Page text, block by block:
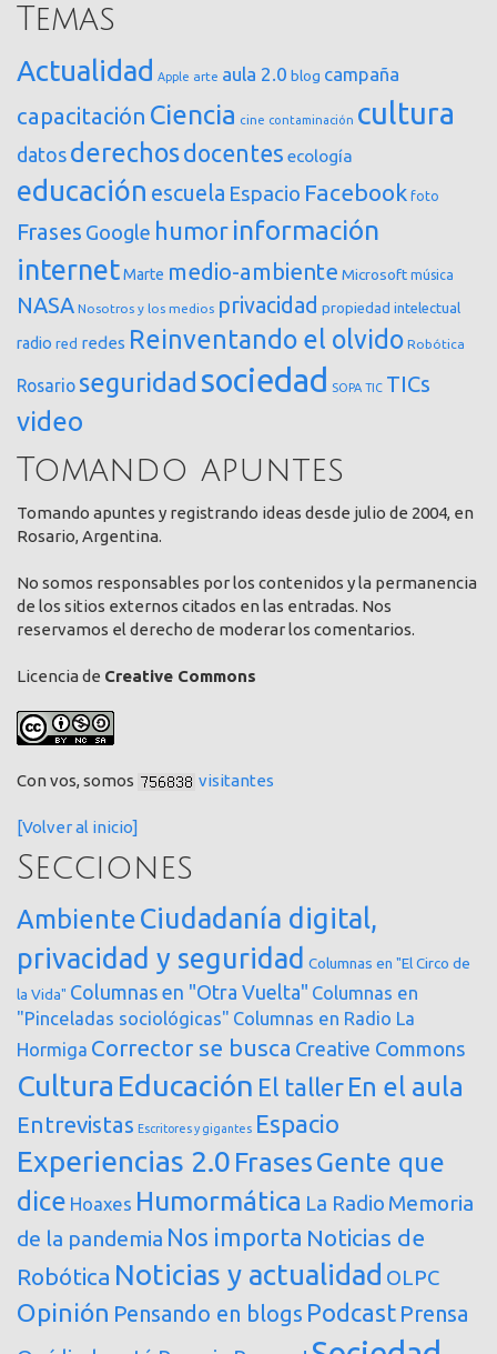
Temas
Actualidad Apple arte aula 2.0 blog campaña
capacitación Ciencia cine contaminación cultura
datos derechosdocentes ecología
educación escuela Espacio Facebook foto
Frases Google humor información
internetMarte medio-ambiente Microsoft música
NASA Nosotros y los medios privacidad propiedad intelectual
radio red redes Reinventando el olvido Robótica
Rosario seguridad sociedad SOPA TIC TICs
video
Tomando apuntes
Tomando apuntes y registrando ideas desde julio de 2004, en
Rosario, Argentina.
No somos responsables por los contenidos y la permanencia
de los sitios externos citados en las entradas. Nos
reservamos el derecho de moderar los comentarios.
Licencia de Creative Commons
Con vos, somos visitantes
[Volver al inicio]
Secciones
AmbienteCiudadanía digital,
privacidad y seguridad Columnas en "El Circo de
la Vida" Columnas en "Otra Vuelta" Columnas en
"Pinceladas sociológicas" Columnas en Radio La
Hormiga Corrector se busca Creative Commons
Cultura Educación El taller En el aula
Entrevistas Escritores y gigantes Espacio
Experiencias 2.0 FrasesGente que
dice Hoaxes Humormática La Radio Memoria
de la pandemia Nos importa Noticias de
Robótica Noticias y actualidad OLPC
Opinión Pensando en blogs Podcast Prensa